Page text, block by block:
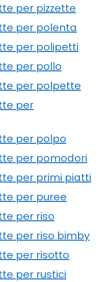
per pizzette
per polenta
per polipetti
per pollo
per polpette
per
per polpo
per pomodori
per primi piatti
per puree
per riso
per riso bimby
per risotto
per rustici